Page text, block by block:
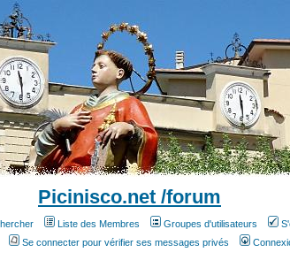
Picinisco.net /forum
Liste des Membres Groupes d'utilisateurs
Se connecter pour vérifier ses messages privés